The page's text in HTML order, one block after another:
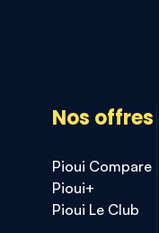
Nos offres
Pioui Compare
Pioui+
Pioui Le Club